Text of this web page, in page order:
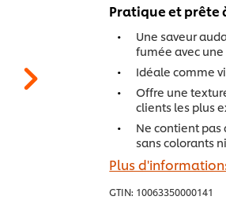
Pratique et prête
Une saveur
fumée avec
Idéale comme
Offre une
clients les plus
Ne contient pas
sans colorants
Plus
GTIN: 10063350000141